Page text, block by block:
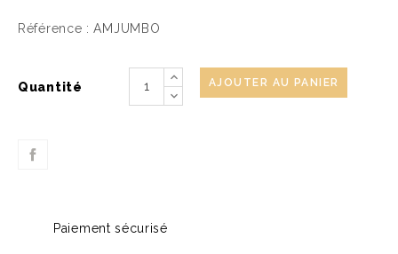
Référence : AMJUMBO
Quantité AJOUTER AU PANIER
Paiement sécurisé